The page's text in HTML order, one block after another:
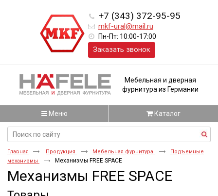
+7 (343) 372-95-95
mkf-ural@mail.ru
Пн-Пт: 10:00-17:00
Заказать звонок
Мебельная и дверная
фурнитура из Германии
Меню Каталог
Главная Продукция Мебельная фурнитура
Подъемные
механизмы
Механизмы FREE SPACE
Механизмы FREE SPACE